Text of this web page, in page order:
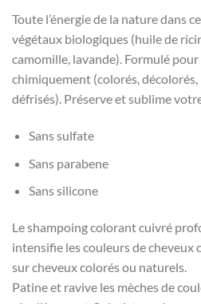
Toute l’énergie de la nature dans
végétaux biologiques (huile de
camomille, lavande). Formulé
chimiquement (colorés, décolorés,
défrisés). Préserve et sublime
Sans sulfate
Sans parabene
Sans silicone
Le shampoing colorant cuivré
intensifie les couleurs de cheveux
sur cheveux colorés ou naturels.
Patine et ravive les mèches de